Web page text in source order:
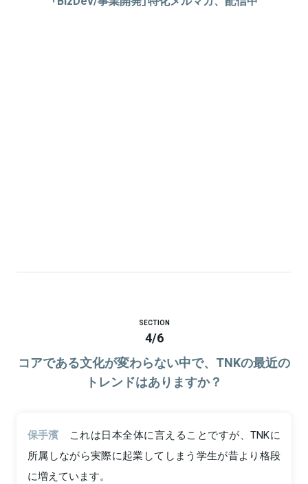
SECTION
4/6
コアである文化が変わらない中で、TNKの最近の
トレンドはありますか？
保手濱
これは日本全体に言えることですが、TNKに
所属しながら実際に起業してしまう学生が昔より格段
に増えています。